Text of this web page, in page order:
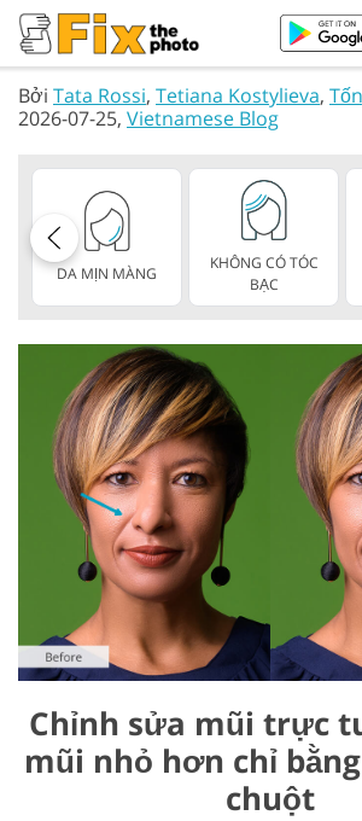
Bởi Tata Rossi, Tetiana Kostylieva,
2026-07-25, Vietnamese Blog
DA MỊN MÀNG
KHÔNG CÓ TÓC
BẠC
Chỉnh sửa mũi trực
mũi nhỏ hơn chỉ
chuột